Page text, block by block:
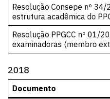
Resolução Consepe nº
estrutura acadêmica do
Resolução PPGCC nº 01/
examinadoras (membro
2018
Documento